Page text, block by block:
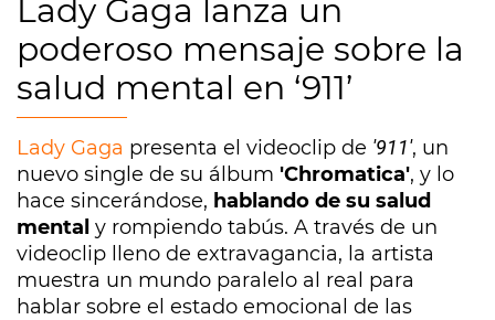
Lady Gaga lanza un
poderoso mensaje sobre la
salud mental en ‘911’
Lady Gaga presenta el videoclip de '911', un
nuevo single de su álbum 'Chromatica', y lo
hace sincerándose, hablando de su salud
mental y rompiendo tabús. A través de un
videoclip lleno de extravagancia, la artista
muestra un mundo paralelo al real para
hablar sobre el estado emocional de las